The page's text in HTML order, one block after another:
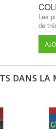
Les
de
DANS LA